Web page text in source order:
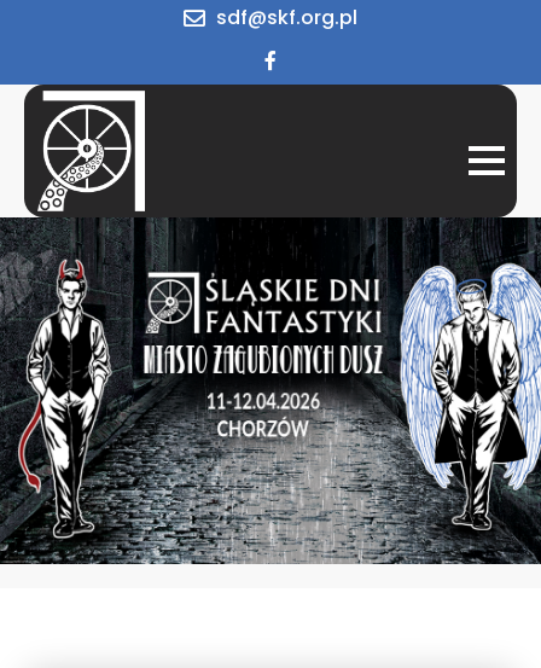
sdf@skf.org.pl
Śląskie Dni
Fantastyki
Konwent
miłośników
fantastyki